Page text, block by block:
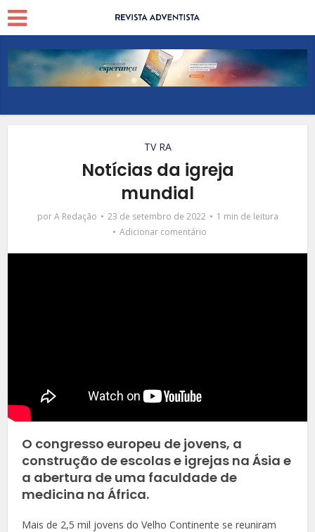
TV RA
Notícias da igreja
mundial
por A Redação 23 de setembro de 2022
1 min de leitura
Adicionar comentário
O congresso europeu de jovens, a
construção de escolas e igrejas na Ásia e
a abertura de uma faculdade de
medicina na África.
Mais de 2,5 mil jovens do Velho Continente se reuniram